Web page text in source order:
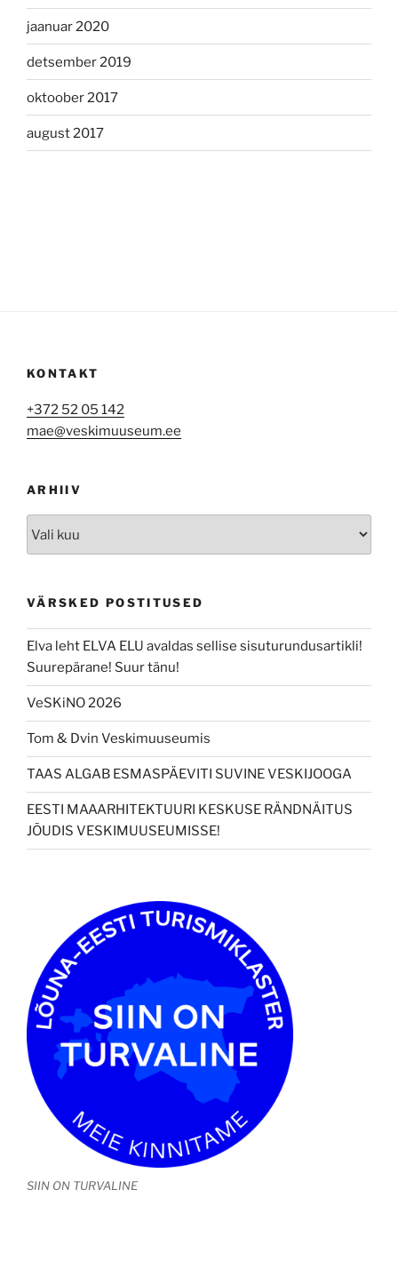
jaanuar 2020
detsember 2019
oktoober 2017
august 2017
KONTAKT
+372 52 05 142
mae@veskimuuseum.ee
ARHIIV
VÄRSKED POSTITUSED
Elva leht ELVA ELU avaldas sellise sisuturundusartikli!
Suurepärane! Suur tänu!
VeSKiNO 2026
Tom & Dvin Veskimuuseumis
TAAS ALGAB ESMASPÄEVITI SUVINE VESKIJOOGA
EESTI MAAARHITEKTUURI KESKUSE RÄNDNÄITUS
JÕUDIS VESKIMUUSEUMISSE!
SIIN ON TURVALINE